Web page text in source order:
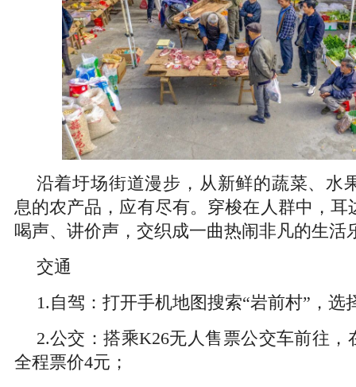
沿着圩场街道漫步，从新鲜的蔬菜、水
息的农产品，应有尽有。穿梭在人群中，耳
喝声、讲价声，交织成一曲热闹非凡的生活
交通
1.自驾：打开手机地图搜索“岩前村”，选
2.公交：搭乘K26无人售票公交车前往，
全程票价4元；